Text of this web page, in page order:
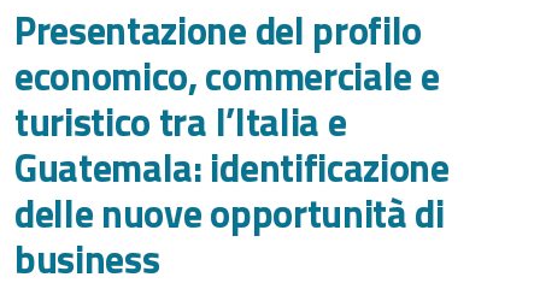
Presentazione del profilo
economico, commerciale e
turistico tra l’Italia e
Guatemala: identificazione
delle nuove opportunità di
business